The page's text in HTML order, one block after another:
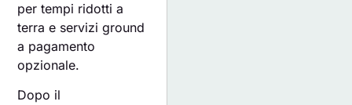
per tempi ridotti a
terra e servizi ground
a pagamento
opzionale.
Dopo il